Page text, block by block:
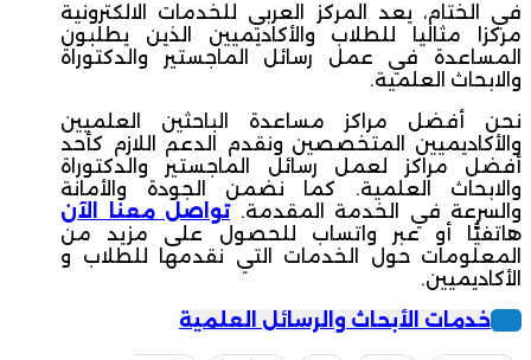
في الختام، يعد المركز العربي للخدمات الالكترونية
مركزا مثاليا للطلاب والأكاديميين الذين يطلبون
المساعدة في عمل رسائل الماجستير والدكتوراة
والابحاث العلمية.
نحن أفضل مراكز مساعدة الباحثين العلميين
والأكاديميين المتخصصين ونقدم الدعم اللازم كأحد
أفضل مراكز لعمل رسائل الماجستير والدكتوراة
والابحاث العلمية. كما نضمن الجودة والأمانة
والسرعة في الخدمة المقدمة.تواصل معنا الآن
هاتفيًّا أو عبر واتساب للحصول على مزيد من
المعلومات حول الخدمات التي نقدمها للطلاب و
الأكاديميين.
خدمات الأبحاث والرسائل العلمية